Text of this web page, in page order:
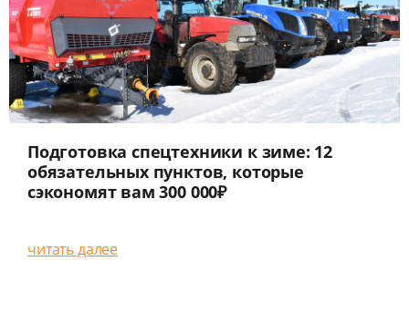
Подготовка спецтехники к зиме: 12
обязательных пунктов, которые
сэкономят вам 300 000₽
читать далее